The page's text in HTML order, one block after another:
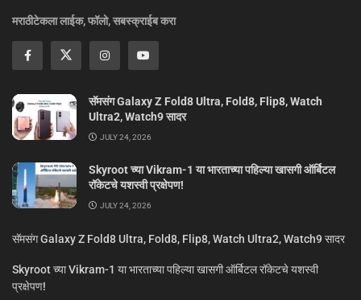
मराठीटेकला लाईक, फॉलो, सबस्क्राईब करा
सॅमसंग Galaxy Z Fold8 Ultra, Fold8, Flip8, Watch
Ultra2, Watch9 सादर
JULY 24, 2026
Skyroot च्या Vikram-1 या भारताच्या पहिल्या खासगी ऑर्बिटल
रॉकेटचे यशस्वी प्रक्षेपण!
JULY 24, 2026
सॅमसंग Galaxy Z Fold8 Ultra, Fold8, Flip8, Watch Ultra2, Watch9 सादर
Skyroot च्या Vikram-1 या भारताच्या पहिल्या खासगी ऑर्बिटल रॉकेटचे यशस्वी
प्रक्षेपण!